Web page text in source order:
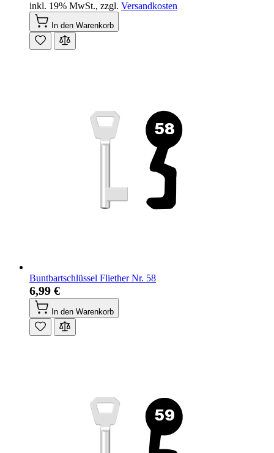
inkl. 19% MwSt., zzgl. Versandkosten
In den Warenkorb
Buntbartschlüssel Fliether Nr. 58
6,99 €
In den Warenkorb